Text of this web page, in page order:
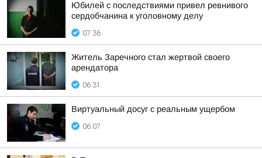
Юбилей с последствиями привел ревнивого
сердобчанина к уголовному делу
07:36
Житель Заречного стал жертвой своего
арендатора
06:31
Виртуальный досуг с реальным ущербом
06:07